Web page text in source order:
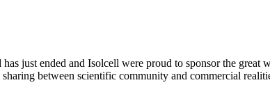
just ended and Isolcell were proud to sponsor the great
between scientific community and commercial